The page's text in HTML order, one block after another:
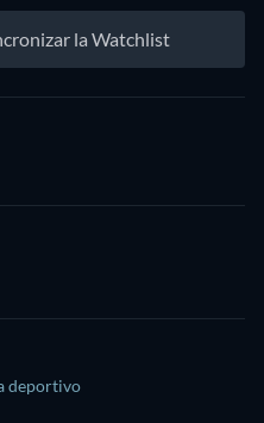
la Watchlist
deportivo